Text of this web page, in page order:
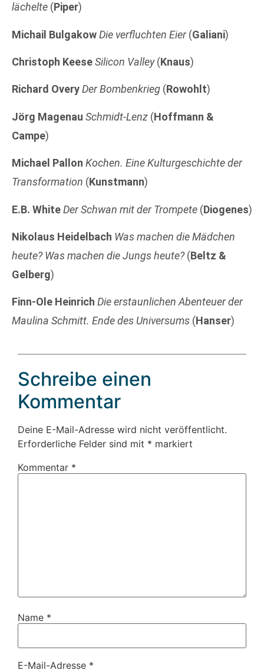
lächelte (Piper)
Michail BulgakowDie verfluchten Eier(Galiani)
Christoph KeeseSilicon Valley(Knaus)
Richard OveryDer Bombenkrieg (Rowohlt)
Jörg Magenau Schmidt-Lenz (Hoffmann &
Campe)
Michael Pallon Kochen. Eine Kulturgeschichte der
Transformation (Kunstmann)
E.B. WhiteDer Schwan mit der Trompete (Diogenes)
Nikolaus Heidelbach Was machen die Mädchen
heute? Was machen die Jungs heute?(Beltz &
Gelberg)
Finn-Ole Heinrich Die erstaunlichen Abenteuer der
Maulina Schmitt. Ende des Universums (Hanser)
Schreibe einen
Kommentar
Deine E-Mail-Adresse wird nicht veröffentlicht.
Erforderliche Felder sind mit * markiert
Kommentar *
Name *
E-Mail-Adresse *